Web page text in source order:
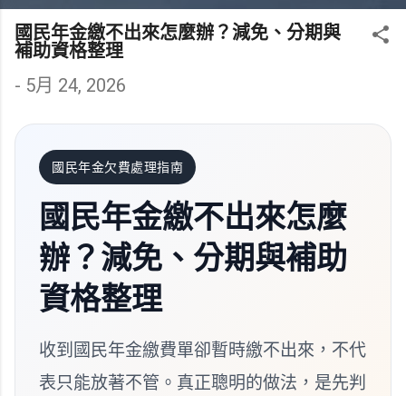
國民年金繳不出來怎麼辦？減免、分期與
補助資格整理
- 5月 24, 2026
國民年金欠費處理指南
國民年金繳不出來怎麼
辦？減免、分期與補助
資格整理
收到國民年金繳費單卻暫時繳不出來，不代
表只能放著不管。真正聰明的做法，是先判